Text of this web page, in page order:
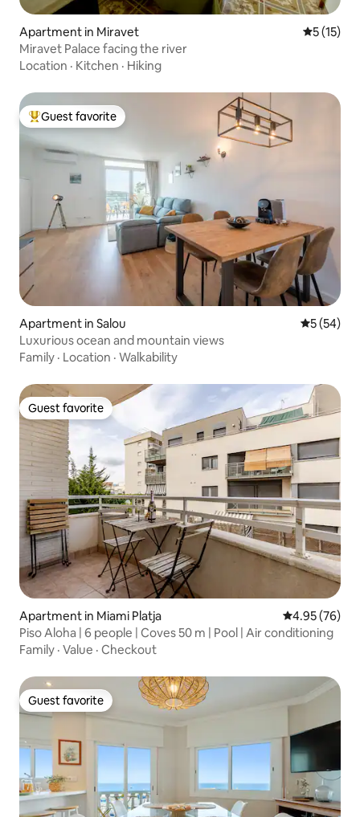
Apartment in Miravet 5 out of 5
5 (15)
Miravet Palace facing the river
Location · Kitchen · Hiking
Top guest favorite
Guest favorite
Apartment in Salou 5 out of 5
5 (54)
Luxurious ocean and mountain views
Family · Location · Walkability
Guest favorite
Guest favorite
Apartment in Miami Platja 4.95 out of 5
4.95 (76)
Piso Aloha | 6 people | Coves 50 m | Pool | Air conditioning
Family · Value · Checkout
Guest favorite
Guest favorite